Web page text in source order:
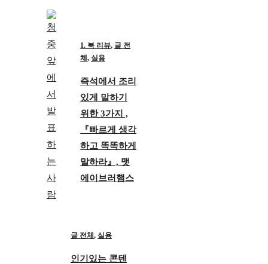
1. 북 리뷰, 글 전
체 , 실용
즉석에서 조리
있게 말하기
위한 3가지 ,
『빠르게 생각
하고 똑똑하게
말하라』, 맷
에이브러햄스
글 전체, 실용
인기있는 콘텐